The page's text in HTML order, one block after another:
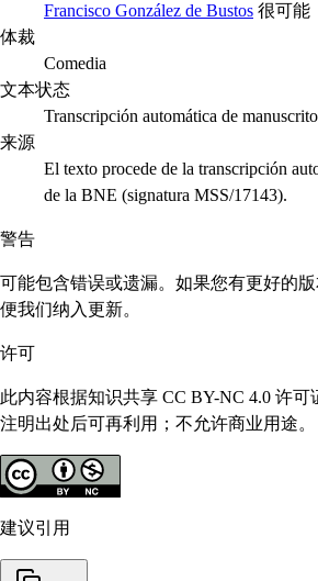
Francisco González de Bustos 很可能
体裁
Comedia
文本状态
Transcripción automática de manuscrito
来源
El texto procede de la transcripción
de la BNE (signatura MSS/17143).
警告
可能包含错误或遗漏。如果您有更好的
便我们纳入更新。
许可
此内容根据知识共享 CC BY-NC 4.0 许可
注明出处后可再利用；不允许商业用途。
建议引用